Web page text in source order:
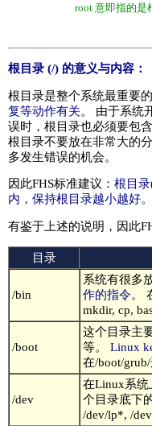
root 意即指的是
根目录 (/) 的意义与内容：
根目录是整个系统最重要
复等动作有关。 由于系统
误时，根目录也必须要包
根目录不要放在非常大的
多发生错误的机会。
因此FHS标准建议： 根目
内，保持根目录越小越好
有鉴于上述的说明，因此
目录
/bin
系统有很多
作的指令。
mkdir, cp,
/boot
这个目录主
等。 Linux
在/boot/
/dev
在Linux系统
个目录底下
/dev/lp*, /